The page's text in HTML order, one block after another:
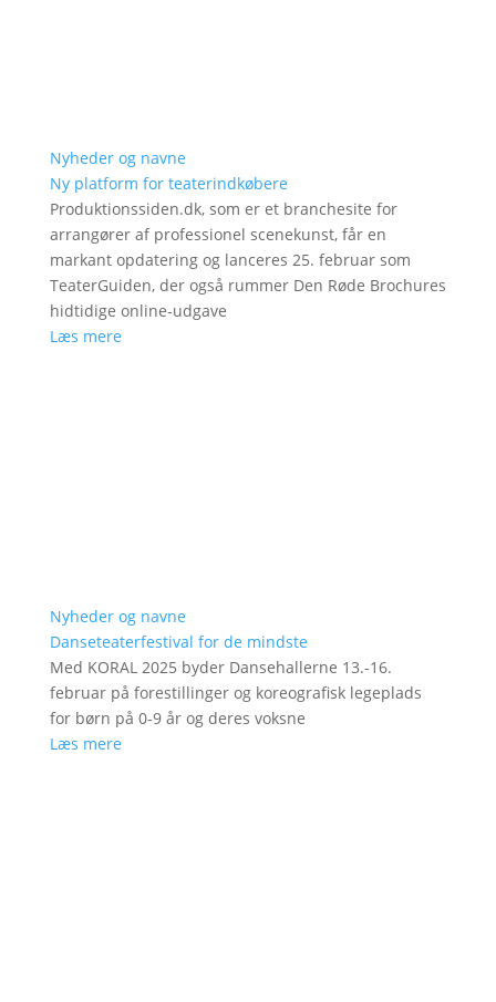
Nyheder og navne
Ny platform for teaterindkøbere
Produktionssiden.dk, som er et branchesite for
arrangører af professionel scenekunst, får en
markant opdatering og lanceres 25. februar som
TeaterGuiden, der også rummer Den Røde Brochures
hidtidige online-udgave
Læs mere
Nyheder og navne
Danseteaterfestival for de mindste
Med KORAL 2025 byder Dansehallerne 13.-16.
februar på forestillinger og koreografisk legeplads
for børn på 0-9 år og deres voksne
Læs mere